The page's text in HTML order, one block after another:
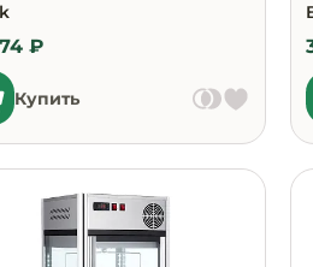
₽
Купить